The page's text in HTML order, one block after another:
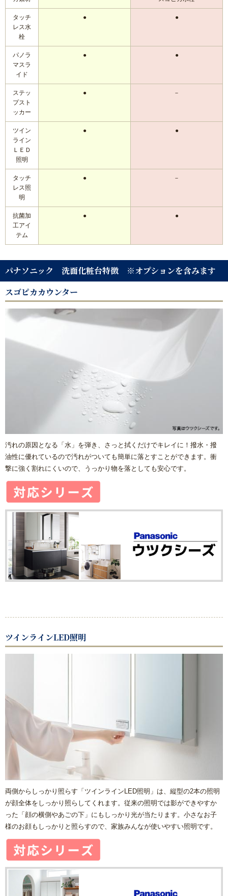
施工事例
CONTACT
タッチ
レス水
栓
● ●
パノラ
マスラ
イド
● ●
ステッ
プスト
ッカー
● －
ツイン
ライン
ＬＥＤ
照明
● ●
タッチ
レス照
明
● －
抗菌加
工アイ
テム
● ●
パナソニック 洗面化粧台特徴 ※オプションを含みます
スゴピカカウンター
汚れの原因となる「水」を弾き、さっと拭くだけでキレイに！撥水・撥
油性に優れているので汚れがついても簡単に落とすことができます。衝
撃に強く割れにくいので、うっかり物を落としても安心です。
ツインラインLED照明
両側からしっかり照らす「ツインラインLED照明」は、縦型の2本の照明
が顔全体をしっかり照らしてくれます。従来の照明では影ができやすか
った「顔の横側やあごの下」にもしっかり光が当たります。小さなお子
様のお顔もしっかりと照らすので、家族みんなが使いやすい照明です。